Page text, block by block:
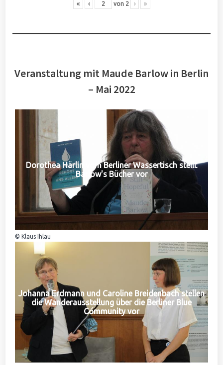
« ‹ von 2 › »
Veranstaltung mit Maude Barlow in Berlin
– Mai 2022
Dorothea Härlin vom Berliner Wassertisch stellt
Barlow's Bücher vor
© Klaus Ihlau
Johanna Erdmann und Caroline Breidenbach stellen
die Wanderausstellung über die Berliner Blue
Community vor